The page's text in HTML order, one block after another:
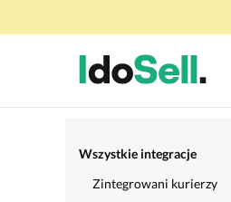
Wszystkie integracje
Zintegrowani kurierzy